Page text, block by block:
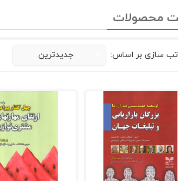
محصولات
سازی بر اساس: جدیدترین